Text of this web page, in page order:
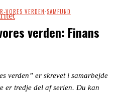
VORES VERDEN·SAMFUND
verden: Finans
ver­den” er skre­vet i sam­ar­bej­de
er tredje del af se­ri­en. Du kan